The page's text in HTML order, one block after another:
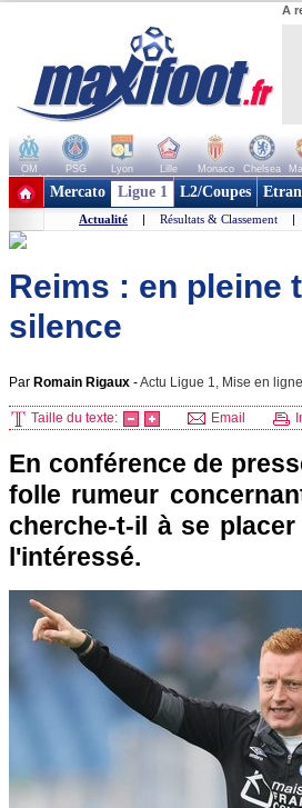
A
OM PSG Lyon Lille Monaco Chelsea
+ de clubs
Mercato Ligue 1 L2/Coupes
Actualité | Résultats & Classement |
Reims : en pleine
silence
Par Romain Rigaux -Actu Ligue 1, Mise en
Taille du texte: Email
En conférence de
folle rumeur
cherche-t-il à se
l'intéressé.